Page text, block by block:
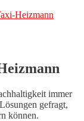
immer
gefragt,
können.